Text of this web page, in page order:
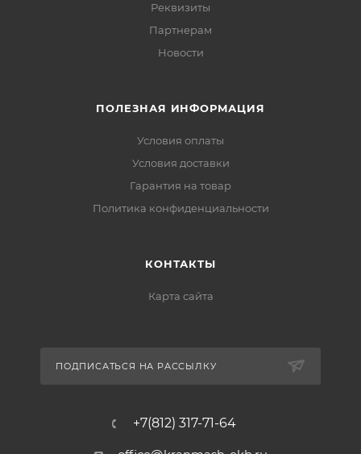
Реквизиты
Партнерам
Новости
ПОЛЕЗНАЯ ИНФОРМАЦИЯ
Условия оплаты
Условия доставки
Гарантия на товар
Политика конфиденциальности
КОНТАКТЫ
Карта сайта
ПОДПИСАТЬСЯ НА РАССЫЛКУ
+7(812) 317-71-64